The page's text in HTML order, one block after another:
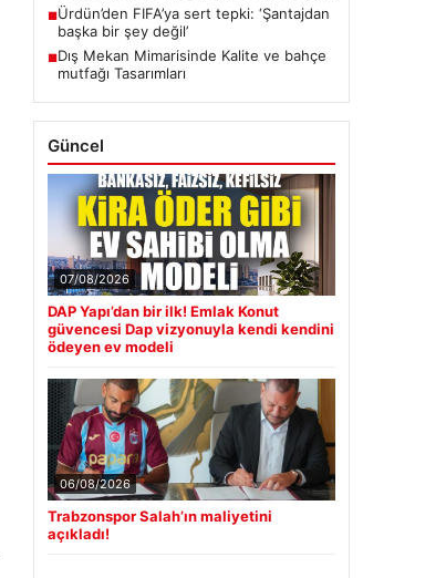
■Ürdün’den FIFA’ya sert tepki: ‘Şantajdan
başka bir şey değil’
■Dış Mekan Mimarisinde Kalite ve bahçe
mutfağı Tasarımları
Güncel
07/08/2026
DAP Yapı’dan bir ilk! Emlak Konut
güvencesi Dap vizyonuyla kendi kendini
ödeyen ev modeli
06/08/2026
Trabzonspor Salah’ın maliyetini
açıkladı!